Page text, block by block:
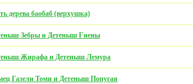
баобаб (верхушка)
Зебры и Детеныш Гиены
Жирафа и Детеныш Лемура
Газели Томи и Детеныш Попугая